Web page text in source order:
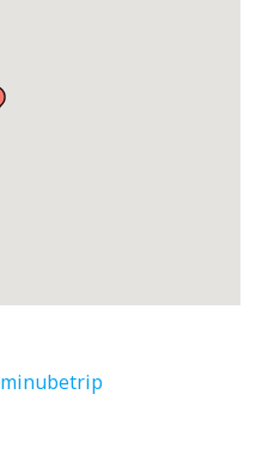
minubetrip